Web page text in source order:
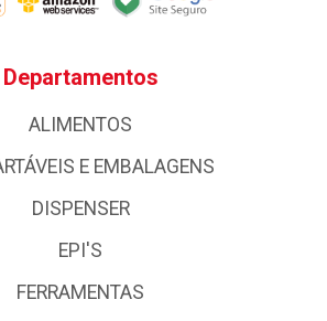
Departamentos
ALIMENTOS
E EMBALAGENS
DISPENSER
EPI'S
FERRAMENTAS